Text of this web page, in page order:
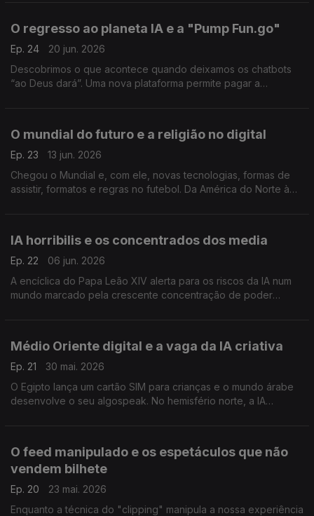
O regresso ao planeta IA e a "Pump Fun.go"
Ep. 24
20 jun. 2026
Descobrimos o que acontece quando deixamos os chatbots
“ao Deus dará”. Uma nova plataforma permite pagar a
O mundial do futuro e a religião no digital
Ep. 23
13 jun. 2026
Chegou o Mundial e, com ele, novas tecnologias, formas de
assistir, formatos e regras no futebol. Da América do Norte à
IA horribilis e os concentrados dos media
Ep. 22
06 jun. 2026
A encíclica do Papa Leão XIV alerta para os riscos da IA num
mundo marcado pela crescente concentração de poder
Médio Oriente digital e a vaga da IA criativa
Ep. 21
30 mai. 2026
O Egipto lança um cartão SIM para crianças e o mundo árabe
desenvolve o seu algospeak. No hemisfério norte, a IA
O feed manipulado e os espetáculos que não
vendem bilhete
Ep. 20
23 mai. 2026
Enquanto a técnica do "clipping" manipula a nossa experiência